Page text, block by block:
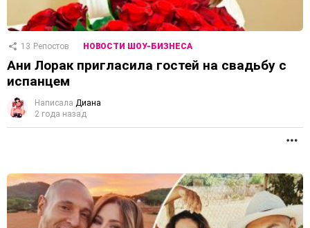
13 Репостов НОВОСТИ ШОУ-БИЗНЕСА
Ани Лорак пригласила гостей на свадьбу с
испанцем
Написала Диана
2 года назад